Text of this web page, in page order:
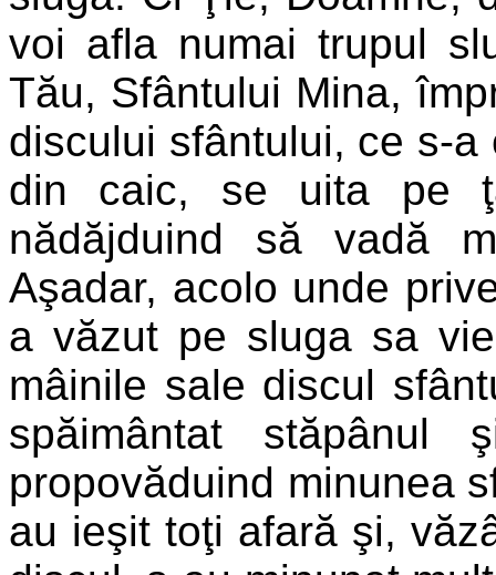
voi afla numai trupul
Tău, Sfântului Mina,
discului sfântului, ce s-
din caic, se uita pe
nădăjduind să vadă
Aşadar, acolo unde
a văzut pe sluga sa
mâinile sale discul
spăimântat
propovăduind minunea
au ieşit toţi afară şi,